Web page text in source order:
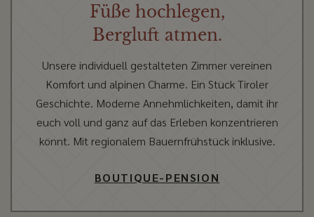
Füße hochlegen,
Bergluft atmen.
Unsere individuell gestalteten Zimmer vereinen
Komfort und alpinen Charme. Ein Stück Tiroler
Geschichte. Moderne Annehmlichkeiten, damit ihr
euch voll und ganz auf das Erleben konzentrieren
könnt. Mit regionalem Bauernfrühstück inklusive.
BOUTIQUE-PENSION